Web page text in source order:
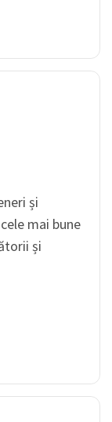
și
mai bune
și